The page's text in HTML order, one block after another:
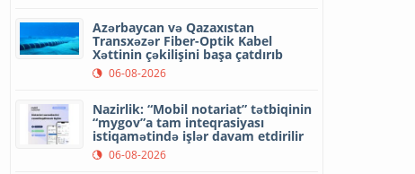
Azərbaycan və Qazaxıstan
Transxəzər Fiber-Optik Kabel
Xəttinin çəkilişini başa çatdırıb
06-08-2026
Nazirlik: “Mobil notariat” tətbiqinin
“mygov”a tam inteqrasiyası
istiqamətində işlər davam etdirilir
06-08-2026